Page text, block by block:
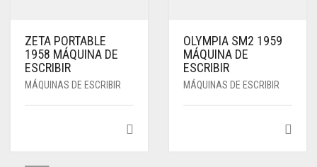
ZETA PORTABLE
1958 MÁQUINA DE
ESCRIBIR
MÁQUINAS DE ESCRIBIR
OLYMPIA SM2 1959
MÁQUINA DE
ESCRIBIR
MÁQUINAS DE ESCRIBIR